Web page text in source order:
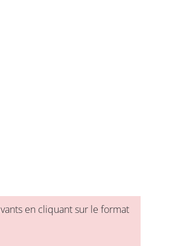
en cliquant sur le format